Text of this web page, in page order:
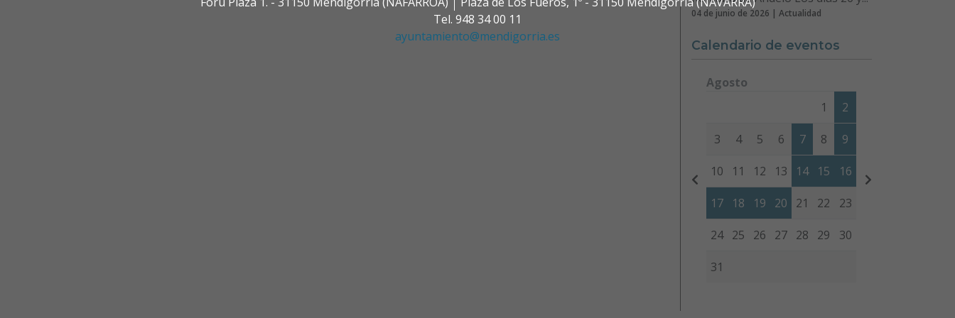
Tel. 948 34 00 11
ayuntamiento@mendigorria.es
04 de junio de 2026 | Actualidad
Calendario de eventos
Agosto
Miércoles Jueves
1 2
3 4 5 6 7 8 9
10 11 12 13 14 15 16
17 18 19 20 21 22 23
24 25 26 27 28 29 30
31